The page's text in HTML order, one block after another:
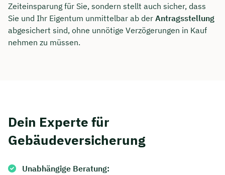
Zeiteinsparung für Sie, sondern stellt auch sicher, dass
Sie und Ihr Eigentum unmittelbar ab der Antragsstellung
abgesichert sind, ohne unnötige Verzögerungen in Kauf
nehmen zu müssen.
Dein Experte für
Gebäudeversicherung
Unabhängige Beratung: